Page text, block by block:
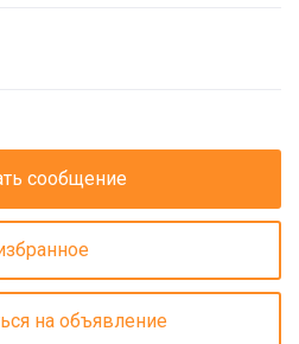
сообщение
на объявление